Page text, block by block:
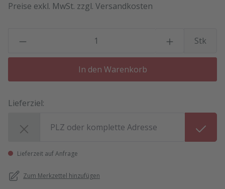
Preise exkl. MwSt. zzgl. Versandkosten
Stk
In den Warenkorb
Lieferziel:
Lieferzeit auf Anfrage
Zum Merkzettel hinzufügen